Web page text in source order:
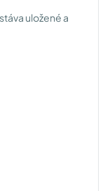
uložené a